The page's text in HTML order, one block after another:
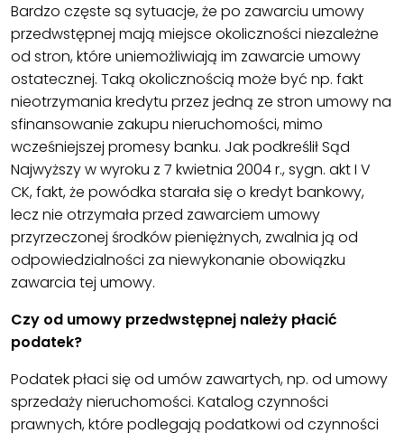
Bardzo częste są sytuacje, że po zawarciu umowy
przedwstępnej mają miejsce okoliczności niezależne
od stron, które uniemożliwiają im zawarcie umowy
ostatecznej. Taką okolicznością może być np. fakt
nieotrzymania kredytu przez jedną ze stron umowy na
sfinansowanie zakupu nieruchomości, mimo
wcześniejszej promesy banku. Jak podkreślił Sąd
Najwyższy w wyroku z 7 kwietnia 2004 r., sygn. akt I V
CK, fakt, że powódka starała się o kredyt bankowy,
lecz nie otrzymała przed zawarciem umowy
przyrzeczonej środków pieniężnych, zwalnia ją od
odpowiedzialności za niewykonanie obowiązku
zawarcia tej umowy.
Czy od umowy przedwstępnej należy płacić
podatek?
Podatek płaci się od umów zawartych, np. od umowy
sprzedaży nieruchomości. Katalog czynności
prawnych, które podlegają podatkowi od czynności